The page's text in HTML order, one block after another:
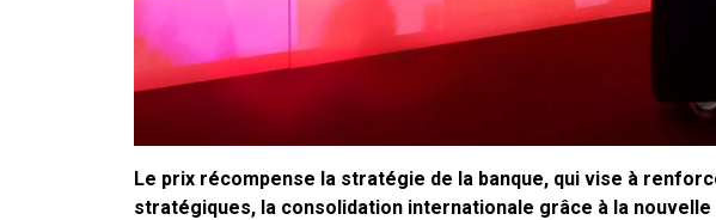
Le prix récompense la stratégie de la banque, qui vise à
stratégiques, la consolidation internationale grâce à la